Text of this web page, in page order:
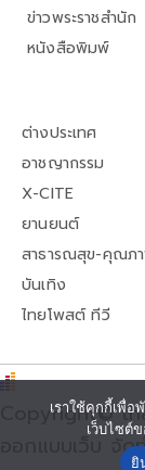
ข่าวพระราชสำนัก
หนังสือพิมพ์
ต่างประเทศ
อาชญากรรม
X-CITE
ยานยนต์
สาธารณสุข-คุณภ
บันเทิง
ไทยโพสต์ ทีวี
Copyright©
ออกแบบเว็บ จั
เราใช้คุกกี้เพื่
เว็บไซต์
ยิ